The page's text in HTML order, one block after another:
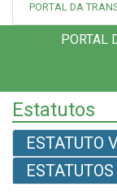
PORTAL DA
PORTAL
Estatutos
ESTATUTO